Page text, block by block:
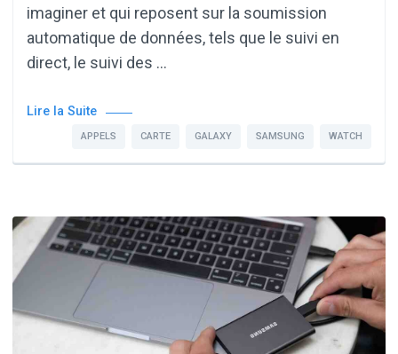
imaginer et qui reposent sur la soumission
automatique de données, tels que le suivi en
direct, le suivi des …
Lire la Suite
APPELS CARTE GALAXY SAMSUNG WATCH